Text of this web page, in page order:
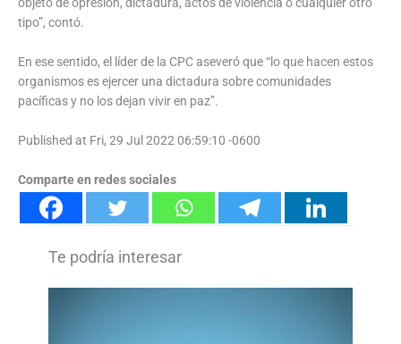
objeto de opresión, dictadura, actos de violencia o cualquier otro
tipo”, contó.
En ese sentido, el líder de la CPC aseveró que “lo que hacen estos
organismos es ejercer una dictadura sobre comunidades
pacíficas y no los dejan vivir en paz”.
Published at Fri, 29 Jul 2022 06:59:10 -0600
Comparte en redes sociales